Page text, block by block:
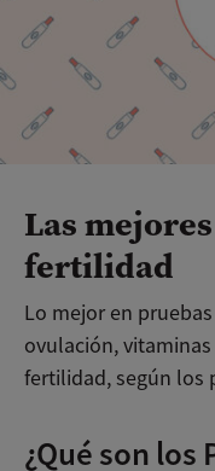
Las
fertilidad
Lo mejor en
ovulación,
fertilidad, según los
¿Qué son los